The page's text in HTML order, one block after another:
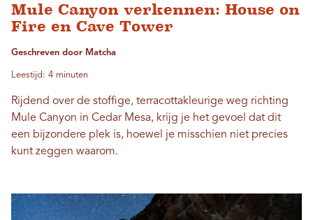
Mule Canyon verkennen: House on
Fire en Cave Tower
Geschreven door Matcha
Leestijd: 4 minuten
Rijdend over de stoffige, terracottakleurige weg richting
Mule Canyon in Cedar Mesa, krijg je het gevoel dat dit
een bijzondere plek is, hoewel je misschien niet precies
kunt zeggen waarom.